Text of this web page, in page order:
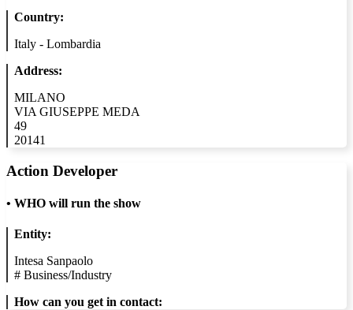
Country:
Italy - Lombardia
Address:
MILANO
VIA GIUSEPPE MEDA
49
20141
Action Developer
• WHO will run the show
Entity:
Intesa Sanpaolo
# Business/Industry
How can you get in contact: